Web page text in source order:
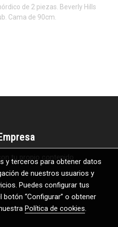
de 2 piezas. Beverly Hills
Cama de 90cm.
tu propio contenido
y terceros para obtener datos
de nuestros usuarios y
Puedes configurar tus
“Configurar” o obtener
Política de cookies